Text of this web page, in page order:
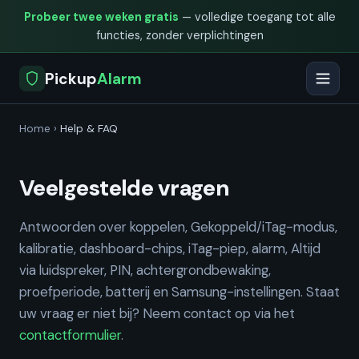
Probeer twee weken gratis — volledige toegang tot alle
functies, zonder verplichtingen
PickupAlarm
Home › Help & FAQ
Veelgestelde vragen
Antwoorden over koppelen, Gekoppeld/iTag-modus,
kalibratie, dashboard-chips, iTag-piep, alarm, Altijd
via luidspreker, PIN, achtergrondbewaking,
proefperiode, batterij en Samsung-instellingen. Staat
uw vraag er niet bij? Neem contact op via het
contactformulier.